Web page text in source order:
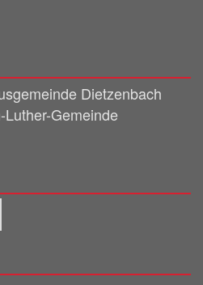
Dietzenbach
Gemeinde